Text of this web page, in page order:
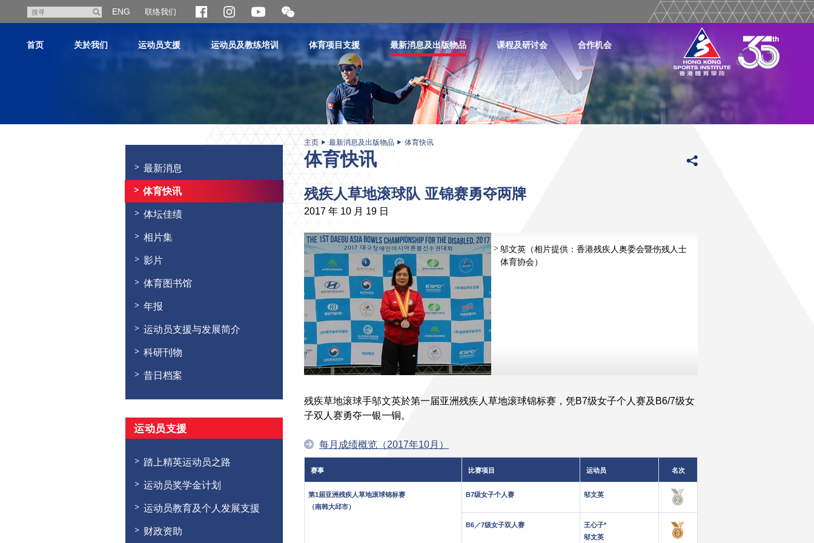
寻
ENG 联络我们
开
合
维
首页 关於我们 运动员支援 运动员及教练培训 体育项目支援 最新消息及出版物品 课程及研讨会 合作机会
最新消息
体育快讯
体坛佳绩
相片集
影片
体育图书馆
年报
运动员支援与发展简介
科研刊物
昔日档案
运动员支援
踏上精英运动员之路
运动员奖学金计划
运动员教育及个人发展支援
财政资助
主页 最新消息及出版物品 体育快讯
体育快讯
残疾人草地滚球队 亚锦赛勇夺两牌
2017 年 10 月 19 日
邬文英（相片提供：香港残疾人奥委会暨伤残人士
体育协会）
残疾草地滚球手邬文英於第一届亚洲残疾人草地滚球锦标赛，凭B7级女子个人赛及B6/7级女
子双人赛勇夺一银一铜。
每月成绩概览（2017年10月）
赛事 比赛项目 运动员 名次
第1届亚洲残疾人草地滚球锦标赛
（南韩大邱市）
B7级女子个人赛 邬文英
B6／7级女子双人赛
王心子*
邬文英